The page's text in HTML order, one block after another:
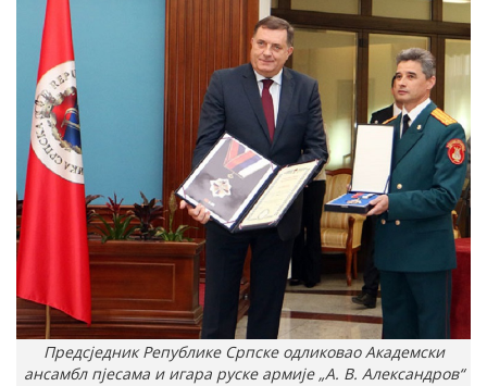
Предсједник Републике Српске одликовао Академски
ансамбл пјесама и игара руске армије „А. В. Александров“